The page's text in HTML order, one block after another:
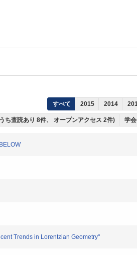
すべて 2015 2014
ち査読あり 8件、 オープンアクセス 2件) 学
Trends in Lorentzian Geometry"